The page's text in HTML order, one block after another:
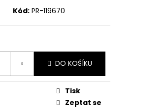
Kód: PR-119670
DO KOŠÍKU
Tisk
Zeptat se